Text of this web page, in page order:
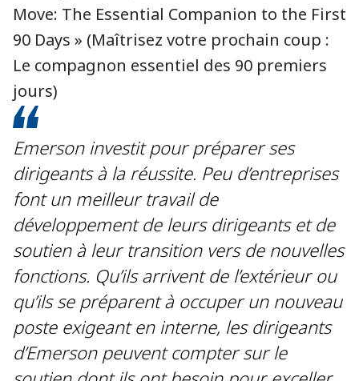
Move: The Essential Companion to the First
90 Days » (Maîtrisez votre prochain coup :
Le compagnon essentiel des 90 premiers
jours)
Emerson investit pour préparer ses
dirigeants à la réussite. Peu d’entreprises
font un meilleur travail de
développement de leurs dirigeants et de
soutien à leur transition vers de nouvelles
fonctions. Qu’ils arrivent de l’extérieur ou
qu’ils se préparent à occuper un nouveau
poste exigeant en interne, les dirigeants
d’Emerson peuvent compter sur le